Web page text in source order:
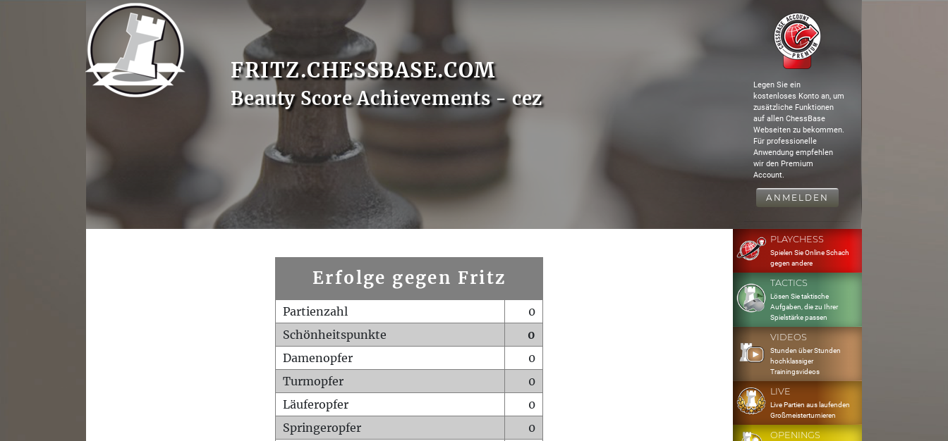
FRITZ.CHESSBASE.COM
Beauty Score Achievements - cez
Legen Sie ein
kostenloses Konto an, um
zusätzliche Funktionen
auf allen ChessBase
Webseiten zu bekommen.
Für professionelle
Anwendung empfehlen
wir den Premium
Account.
ANMELDEN
Erfolge gegen Fritz
Partienzahl
0
Schönheitspunkte
0
Damenopfer
0
Turmopfer
0
Läuferopfer
0
Springeropfer
0
PLAYCHESS
Spielen Sie Online Schach
gegen andere
TACTICS
Lösen Sie taktische
Aufgaben, die zu Ihrer
Spielstärke passen
VIDEOS
Stunden über Stunden
hochklassiger
Trainingsvideos
LIVE
Live Partien aus laufenden
Großmeisterturnieren
OPENINGS